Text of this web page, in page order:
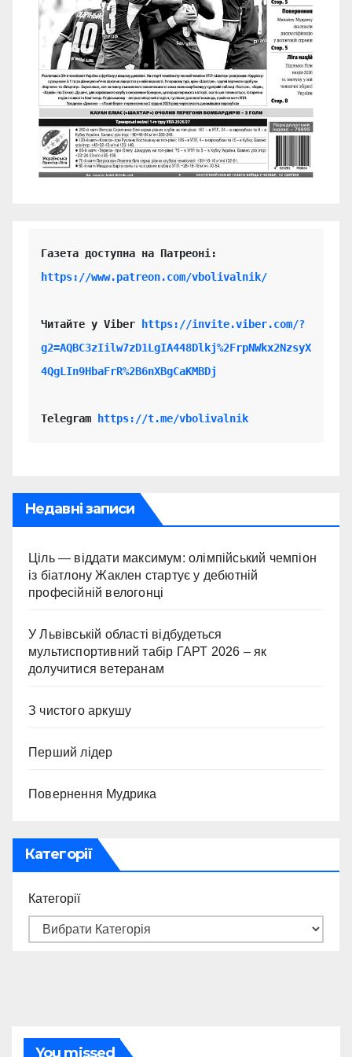
https://www.patreon.com/vbolivalnik/
Читайте у Viber
https://invite.viber.com/?
g2=AQBC3zIilw7zD1LgIA448Dlkj%2FrpNWkx2NzsyX
4QgLIn9HbaFrR%2B6nXBgCaKMBDj
Telegram https://t.me/vbolivalnik
Недавні записи
Ціль — віддати максимум: олімпійський чемпіон
із біатлону Жаклен стартує у дебютній
професійній велогонці
У Львівській області відбудеться
мультиспортивний табір ГАРТ 2026 – як
долучитися ветеранам
З чистого аркушу
Перший лідер
Повернення Мудрика
Категорії
Категорії
You missed